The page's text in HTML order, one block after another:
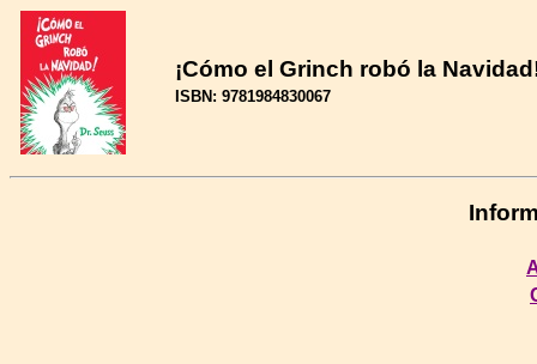
¡Cómo el Grinch robó la
ISBN: 9781984830067